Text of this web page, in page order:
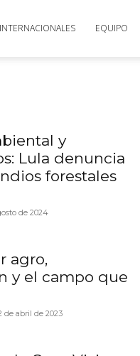
INTERNACIONALES EQUIPO
y
Lula denuncia
forestales
de 2024
agro,
y el campo que
de abril de 2023